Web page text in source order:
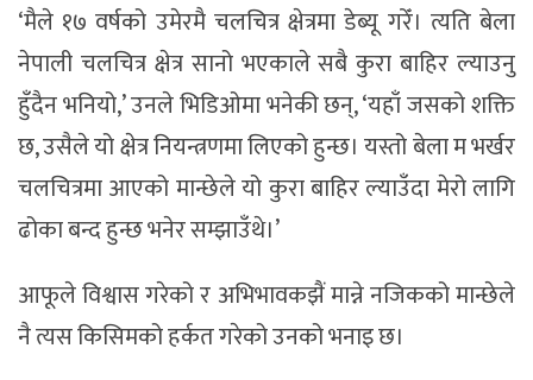
‘मैले १७ वर्षको उमेरमै चलचित्र क्षेत्रमा डेब्यू गरेँ। त्यति बेला
नेपाली चलचित्र क्षेत्र सानो भएकाले सबै कुरा बाहिर ल्याउनु
हुँदैन भनियो,’ उनले भिडिओमा भनेकी छन्, ‘यहाँ जसको शक्ति
छ, उसैले यो क्षेत्र नियन्त्रणमा लिएको हुन्छ। यस्तो बेला म भर्खर
चलचित्रमा आएको मान्छेले यो कुरा बाहिर ल्याउँदा मेरो लागि
ढोका बन्द हुन्छ भनेर सम्झाउँथे।’
आफूले विश्वास गरेको र अभिभावकझैं मान्ने नजिकको मान्छेले
नै त्यस किसिमको हर्कत गरेको उनको भनाइ छ।